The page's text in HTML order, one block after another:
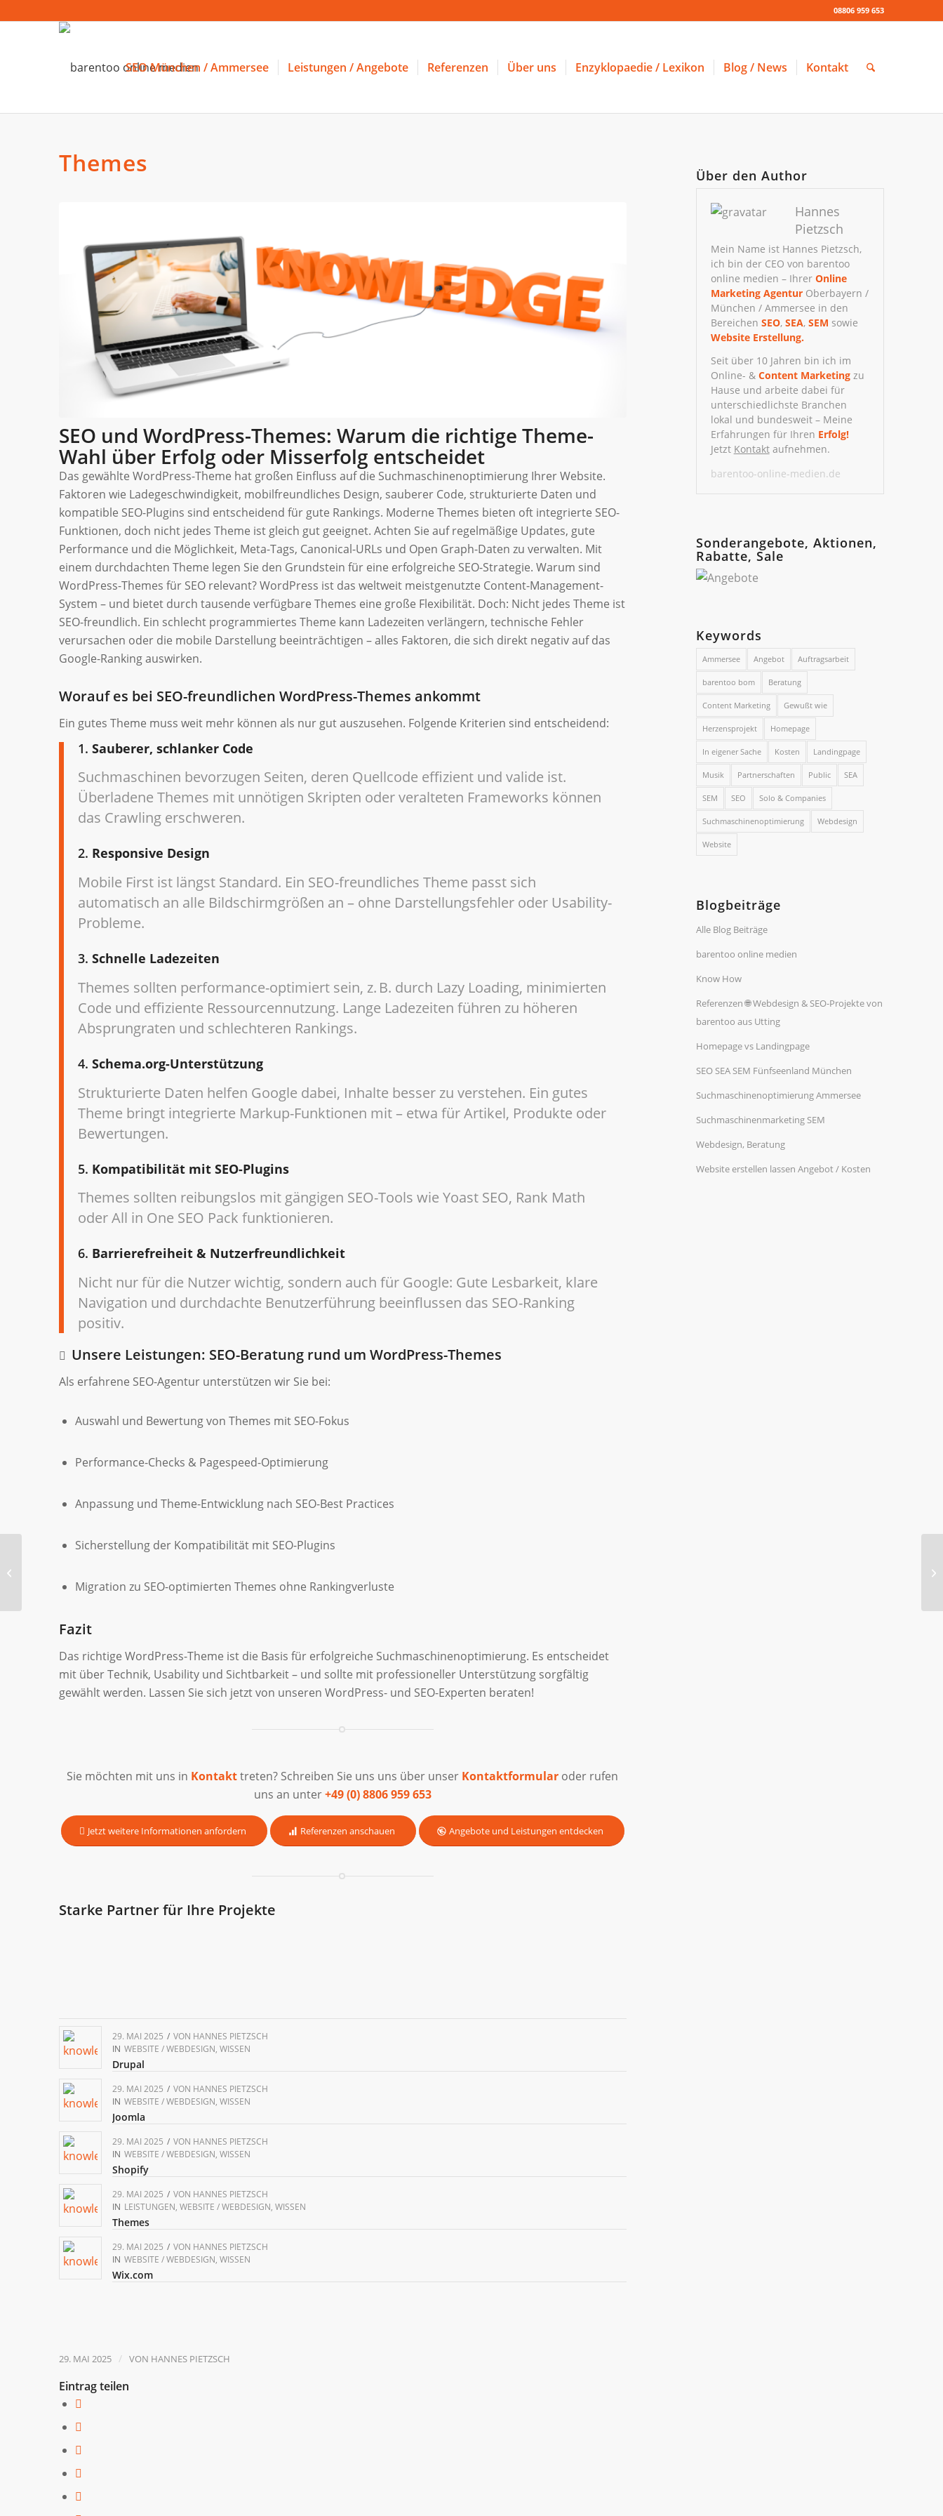
08806 959 653
SEO München / Ammersee Leistungen / Angebote Referenzen Über uns Enzyklopaedie / Lexikon Blog / News Kontakt
Themes
SEO und WordPress-Themes: Warum die richtige Theme-
Wahl über Erfolg oder Misserfolg entscheidet
Das gewählte WordPress-Theme hat großen Einfluss auf die Suchmaschinenoptimierung Ihrer Website.
Faktoren wie Ladegeschwindigkeit, mobilfreundliches Design, sauberer Code, strukturierte Daten und
kompatible SEO-Plugins sind entscheidend für gute Rankings. Moderne Themes bieten oft integrierte SEO-
Funktionen, doch nicht jedes Theme ist gleich gut geeignet. Achten Sie auf regelmäßige Updates, gute
Performance und die Möglichkeit, Meta-Tags, Canonical-URLs und Open Graph-Daten zu verwalten. Mit
einem durchdachten Theme legen Sie den Grundstein für eine erfolgreiche SEO-Strategie. Warum sind
WordPress-Themes für SEO relevant? WordPress ist das weltweit meistgenutzte Content-Management-
System – und bietet durch tausende verfügbare Themes eine große Flexibilität. Doch: Nicht jedes Theme ist
SEO-freundlich. Ein schlecht programmiertes Theme kann Ladezeiten verlängern, technische Fehler
verursachen oder die mobile Darstellung beeinträchtigen – alles Faktoren, die sich direkt negativ auf das
Google-Ranking auswirken.
Worauf es bei SEO-freundlichen WordPress-Themes ankommt
Ein gutes Theme muss weit mehr können als nur gut auszusehen. Folgende Kriterien sind entscheidend:
1. Sauberer, schlanker Code
Suchmaschinen bevorzugen Seiten, deren Quellcode effizient und valide ist.
Überladene Themes mit unnötigen Skripten oder veralteten Frameworks können
das Crawling erschweren.
2. Responsive Design
Mobile First ist längst Standard. Ein SEO-freundliches Theme passt sich
automatisch an alle Bildschirmgrößen an – ohne Darstellungsfehler oder Usability-
Probleme.
3. Schnelle Ladezeiten
Themes sollten performance-optimiert sein, z. B. durch Lazy Loading, minimierten
Code und effiziente Ressourcennutzung. Lange Ladezeiten führen zu höheren
Absprungraten und schlechteren Rankings.
4. Schema.org-Unterstützung
Strukturierte Daten helfen Google dabei, Inhalte besser zu verstehen. Ein gutes
Theme bringt integrierte Markup-Funktionen mit – etwa für Artikel, Produkte oder
Bewertungen.
5. Kompatibilität mit SEO-Plugins
Themes sollten reibungslos mit gängigen SEO-Tools wie Yoast SEO, Rank Math
oder All in One SEO Pack funktionieren.
6. Barrierefreiheit & Nutzerfreundlichkeit
Nicht nur für die Nutzer wichtig, sondern auch für Google: Gute Lesbarkeit, klare
Navigation und durchdachte Benutzerführung beeinflussen das SEO-Ranking
positiv.
Unsere Leistungen: SEO-Beratung rund um WordPress-Themes
Als erfahrene SEO-Agentur unterstützen wir Sie bei:
Auswahl und Bewertung von Themes mit SEO-Fokus
Performance-Checks & Pagespeed-Optimierung
Anpassung und Theme-Entwicklung nach SEO-Best Practices
Sicherstellung der Kompatibilität mit SEO-Plugins
Migration zu SEO-optimierten Themes ohne Rankingverluste
Fazit
Das richtige WordPress-Theme ist die Basis für erfolgreiche Suchmaschinenoptimierung. Es entscheidet
mit über Technik, Usability und Sichtbarkeit – und sollte mit professioneller Unterstützung sorgfältig
gewählt werden. Lassen Sie sich jetzt von unseren WordPress- und SEO-Experten beraten!
Sie möchten mit uns in Kontakttreten? Schreiben Sie uns uns über unser Kontaktformular oder rufen
uns an unter+49 (0) 8806 959 653
Jetzt weitere Informationen anfordern Referenzen anschauen Angebote und Leistungen entdecken
Starke Partner für Ihre Projekte
29. MAI 2025 / VON HANNES PIETZSCH
IN WEBSITE / WEBDESIGN, WISSEN
Drupal
29. MAI 2025 / VON HANNES PIETZSCH
IN WEBSITE / WEBDESIGN, WISSEN
Joomla
29. MAI 2025 / VON HANNES PIETZSCH
IN WEBSITE / WEBDESIGN, WISSEN
Shopify
29. MAI 2025 / VON HANNES PIETZSCH
IN LEISTUNGEN, WEBSITE / WEBDESIGN, WISSEN
Themes
29. MAI 2025 / VON HANNES PIETZSCH
IN WEBSITE / WEBDESIGN, WISSEN
Wix.com
29. MAI 2025 / VON HANNES PIETZSCH
Eintrag teilen
Über den Author
Hannes
Pietzsch
Mein Name ist Hannes Pietzsch,
ich bin der CEO von barentoo
online medien – Ihrer Online
Marketing AgenturOberbayern /
München / Ammersee in den
Bereichen SEO, SEA, SEM sowie
Website Erstellung.
Seit über 10 Jahren bin ich im
Online- & Content Marketingzu
Hause und arbeite dabei für
unterschiedlichste Branchen
lokal und bundesweit – Meine
Erfahrungen für Ihren Erfolg!
Jetzt Kontaktaufnehmen.
barentoo-online-medien.de
Sonderangebote, Aktionen,
Rabatte, Sale
Keywords
Ammersee Angebot Auftragsarbeit
barentoo bom Beratung
Content Marketing Gewußt wie
Herzensprojekt Homepage
In eigener Sache Kosten Landingpage
Musik Partnerschaften Public SEA
SEM SEO Solo & Companies
Suchmaschinenoptimierung Webdesign
Website
Blogbeiträge
Alle Blog Beiträge
barentoo online medien
Know How
Referenzen 🌐 Webdesign & SEO-Projekte von
barentoo aus Utting
Homepage vs Landingpage
SEO SEA SEM Fünfseenland München
Suchmaschinenoptimierung Ammersee
Suchmaschinenmarketing SEM
Webdesign, Beratung
Website erstellen lassen Angebot / Kosten